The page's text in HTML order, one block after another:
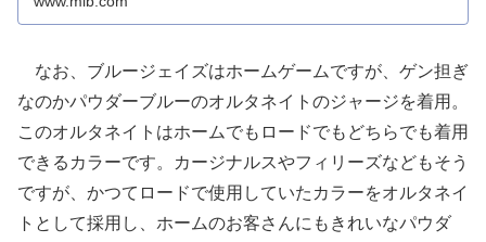
なお、ブルージェイズはホームゲームですが、ゲン担ぎ
なのかパウダーブルーのオルタネイトのジャージを着用。
このオルタネイトはホームでもロードでもどちらでも着用
できるカラーです。カージナルスやフィリーズなどもそう
ですが、かつてロードで使用していたカラーをオルタネイ
トとして採用し、ホームのお客さんにもきれいなパウダ